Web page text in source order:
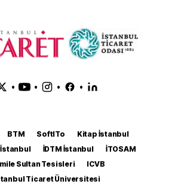
• • • •
BTM SoftITo
Kitap İstanbul
İDTM İstanbul
İTOSAM
Sultan Tesisleri
ICVB
Ticaret Üniversitesi